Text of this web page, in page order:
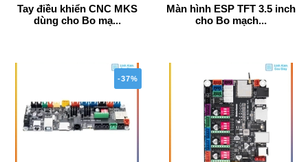
Tay điều khiển CNC MKS
dùng cho Bo mạ...
Màn hình ESP TFT 3.5 inch
cho Bo mạch...
-37%